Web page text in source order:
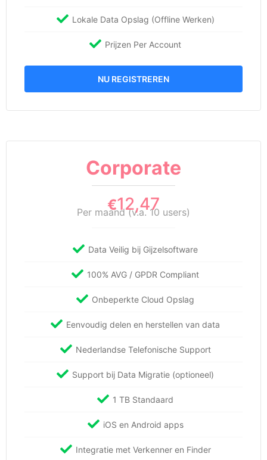
Lokale Data Opslag (Offline Werken)
Prijzen Per Account
NU REGISTREREN
Corporate
€12,47
Per maand (v.a. 10 users)
Data Veilig bij Gijzelsoftware
100% AVG / GPDR Compliant
Onbeperkte Cloud Opslag
Eenvoudig delen en herstellen van data
Nederlandse Telefonische Support
Support bij Data Migratie (optioneel)
1 TB Standaard
iOS en Android apps
Integratie met Verkenner en Finder